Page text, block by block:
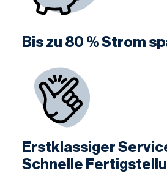
Bis zu 80 % Strom
Erstklassiger
Schnelle